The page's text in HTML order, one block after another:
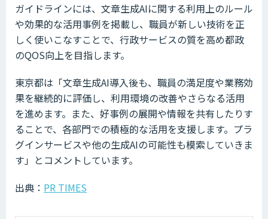
ガイドラインには、文章生成AIに関する利用上のルール
や効果的な活用事例を掲載し、職員が新しい技術を正
しく使いこなすことで、行政サービスの質を高め都政
のQOS向上を目指します。
東京都は「文章生成AI導入後も、職員の満足度や業務効
果を継続的に評価し、利用環境の改善やさらなる活用
を進めます。また、好事例の展開や情報を共有したりす
ることで、各部門での積極的な活用を支援します。プラ
グインサービスや他の生成AIの可能性も模索していきま
す」とコメントしています。
出典： PR TIMES